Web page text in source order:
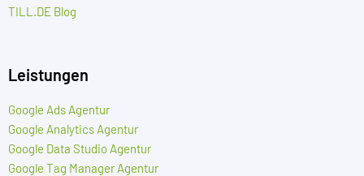
TILL.DE Blog
Leistungen
Google Ads Agentur
Google Analytics Agentur
Google Data Studio Agentur
Google Tag Manager Agentur